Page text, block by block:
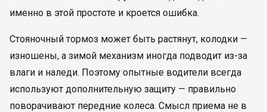
именно в этой простоте и кроется ошибка.
Стояночный тормоз может быть растянут, колодки —
изношены, а зимой механизм иногда подводит из-за
влаги и наледи. Поэтому опытные водители всегда
используют дополнительную защиту — правильно
поворачивают передние колеса. Смысл приема не в